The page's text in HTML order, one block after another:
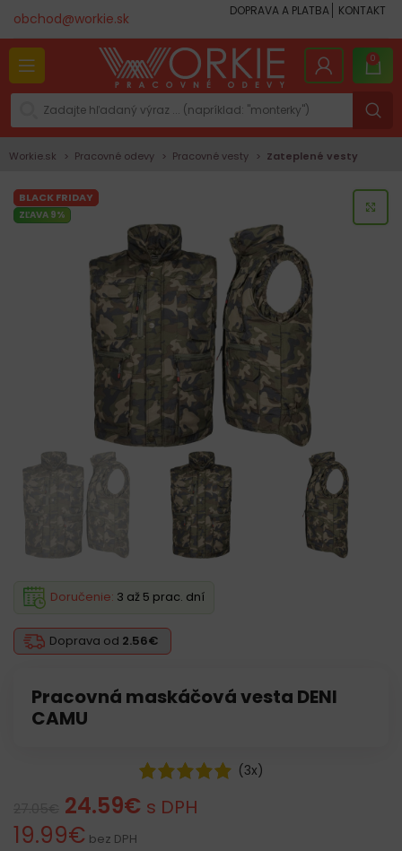
obchod@workie.sk DOPRAVA A PLATBA KONTAKT
0
Workie.sk Pracovné odevy Pracovné vesty Zateplené vesty
BLACK FRIDAY
ZĽAVA 9%
Pracovná maskáčová vesta DENI
CAMU
Doprava od 2.56€
Doručenie: 3 až 5 prac. dní
(3x)
24.59€ s DPH
19.99€ bez DPH